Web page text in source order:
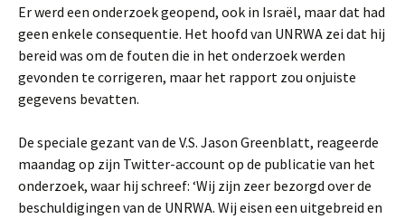
Er werd een onderzoek geopend, ook in Israël, maar dat had
geen enkele consequentie. Het hoofd van UNRWA zei dat hij
bereid was om de fouten die in het onderzoek werden
gevonden te corrigeren, maar het rapport zou onjuiste
gegevens bevatten.
De speciale gezant van de V.S. Jason Greenblatt, reageerde
maandag op zijn Twitter-account op de publicatie van het
onderzoek, waar hij schreef: ‘Wij zijn zeer bezorgd over de
beschuldigingen van de UNRWA. Wij eisen een uitgebreid en